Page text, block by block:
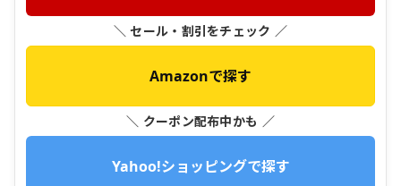
＼ セール・割引をチェック ／
Amazonで探す
＼ クーポン配布中かも ／
Yahoo!ショッピングで探す